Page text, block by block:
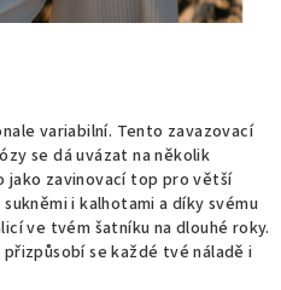
variabilní. Tento zavazovací
se dá uvázat na několik
jako zavinovací top pro větší
i kalhotami a díky svému
ve tvém šatníku na dlouhé roky.
se každé tvé náladě i